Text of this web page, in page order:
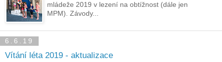
mládeže 2019 v lezení na obtížnost (dále jen
MPM). Závody...
6.6.19
Vítání léta 2019 - aktualizace